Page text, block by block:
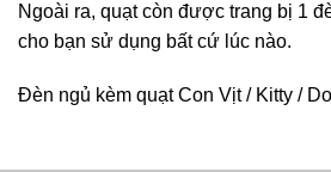
Ngoài ra, quạt còn được trang bị 1
cho bạn sử dụng bất cứ lúc nào.
Đèn ngủ kèm quạt Con Vịt / Kitty /